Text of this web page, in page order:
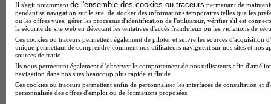
Cap Fleuriste en alternance
BTS Sio en alternance
MSc Marketing Digital en alternance
BTS Gpme en alternance
Cap Electricien en alternance
BTS Gpn en alternance
BTS Domotique en alternance
BAC Pro Agora en alternance
BTS Sta en alternance
Il s'agit notamment de l'ensemble des cookies ou traceurs permettant de
pendant sa navigation sur le site, de stocker des informations temporaires telles que les
ou les offres vues, gérer les processus d'identification de l'utilisateur, vérifier s'il est
la sécurité du site web en détectant les tentatives d'accès frauduleux ou les violations de
Ces cookies ou traceurs permettent également de piloter et suivre les sources d'acquisition
unique permettant de comprendre comment nos utilisateurs naviguent sur nos sites et nos
sources de trafic.
Ils nous permettent également d’observer le comportement de nos utilisateurs afin
navigation dans nos sites beaucoup plus rapide et fluide.
Ces cookies ou traceurs permettent enfin de personnaliser les interfaces de consultation et
personnalisée des offres d'emploi ou de formations proposées.